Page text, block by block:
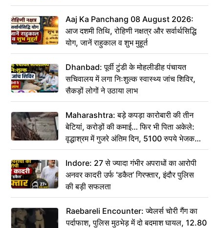
Aaj Ka Panchang 08 August 2026:
आज दशमी तिथि, रोहिणी नक्षत्र और सर्वार्थसिद्धि
योग, जानें राहुकाल व शुभ मुहूर्त
Dhanbad: पूर्वी टुंडी के मोहलीडीह पंचायत
सचिवालय में लगा निःशुल्क स्वास्थ्य जांच शिविर,
सैकड़ों लोगों ने उठाया लाभ
Maharashtra: बड़े कपड़ा कारोबारी की तीन
बेटियां, करोड़ों की कमाई… फिर भी पिता अकेले:
वृद्धाश्रम में गुजरे अंतिम दिन, 5100 रुपये भेजकर
कहा– अंतिम संस्कार कर दीजिए हम नहीं आ पाएंगे
Indore: 27 से ज्यादा गंभीर अपराधों का आरोपी
अनवर कादरी उर्फ ‘डकैत’ गिरफ्तार, इंदौर पुलिस
की बड़ी सफलता
Raebareli Encounter: ज्वेलर्स चोरी गैंग का
पर्दाफाश, पुलिस मुठभेड़ में दो बदमाश घायल, 12.80